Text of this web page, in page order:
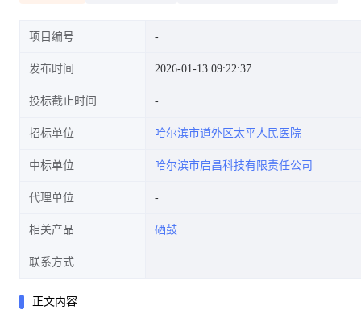
项目编号
发布时间 2026-01-13 09:22:37
投标截止时间
招标单位 哈尔滨市道外区太平人民医院
中标单位 哈尔滨市启昌科技有限责任公司
代理单位
相关产品 硒鼓
联系方式
正文内容